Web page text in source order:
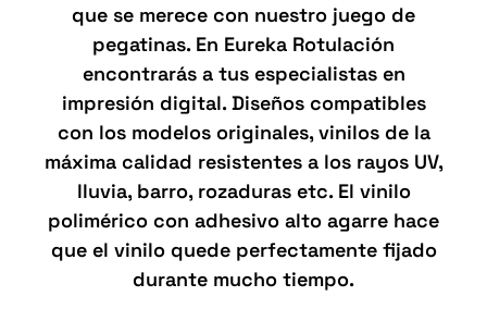
que se merece con nuestro juego de
pegatinas. En Eureka Rotulación
encontrarás a tus especialistas en
impresión digital. Diseños compatibles
con los modelos originales, vinilos de la
máxima calidad resistentes a los rayos UV,
lluvia, barro, rozaduras etc. El vinilo
polimérico con adhesivo alto agarre hace
que el vinilo quede perfectamente fijado
durante mucho tiempo.